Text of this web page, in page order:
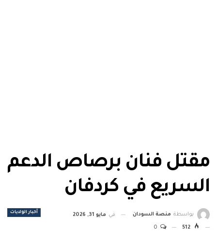
مقتل فنان برصاص الدعم
السريع في كردفان
أخبار الولايات بواسطة منصة السودان في مايو 31, 2026
512